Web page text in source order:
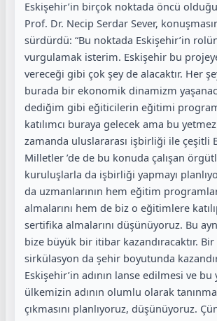
Eskişehir’in birçok noktada öncü
Prof. Dr. Necip Serdar Sever,
sürdürdü: “Bu noktada Eskişehir’in
vurgulamak isterim. Eskişehir bu
vereceği gibi çok şey de alacaktır. Her
burada bir ekonomik dinamizm
dediğim gibi eğiticilerin eğitimi
katılımcı buraya gelecek ama bu
zamanda uluslararası işbirliği ile çeşitli
Milletler ’de de bu konuda çalışan
kuruluşlarla da işbirliği yapmayı
da uzmanlarının hem eğitim
almalarını hem de biz o eğitimlere
sertifika almalarını düşünüyoruz. Bu
bize büyük bir itibar kazandıracaktır.
sirkülasyon da şehir boyutunda
Eskişehir’in adının lanse edilmesi ve bu
ülkemizin adının olumlu olarak
çıkmasını planlıyoruz, düşünüyoruz.